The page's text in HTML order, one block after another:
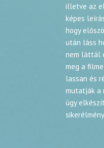
illetve az
képes
hogy
után láss
nem láttál
meg a
lassan és
mutatják a
úgy